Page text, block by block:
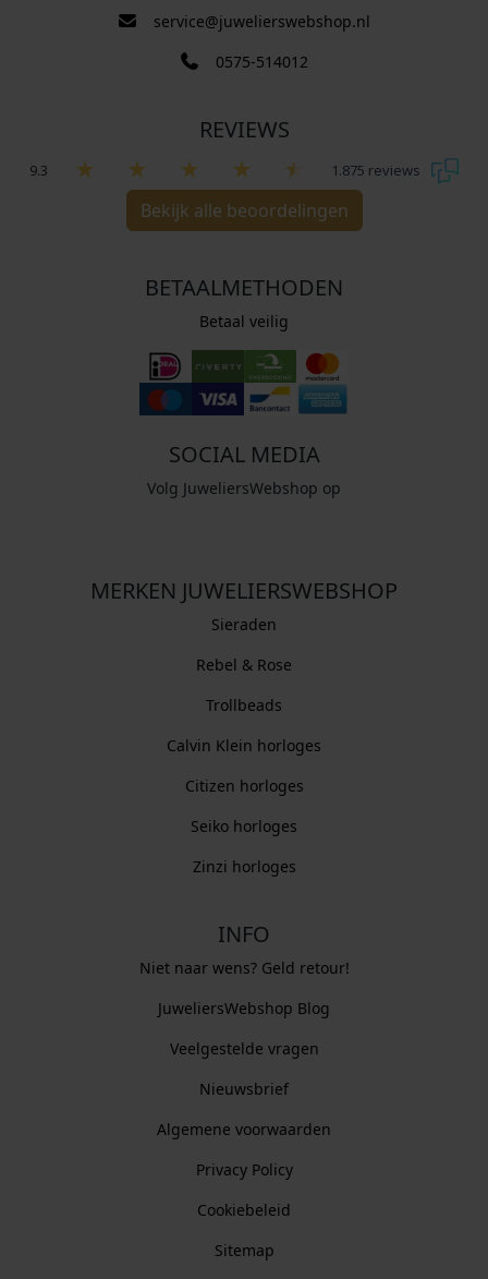
service@juwelierswebshop.nl
0575-514012
REVIEWS
9.3 1.875 reviews
Bekijk alle beoordelingen
BETAALMETHODEN
Betaal veilig
SOCIAL MEDIA
Volg JuweliersWebshop op
MERKEN JUWELIERSWEBSHOP
Sieraden
Rebel & Rose
Trollbeads
Calvin Klein horloges
Citizen horloges
Seiko horloges
Zinzi horloges
INFO
Niet naar wens? Geld retour!
JuweliersWebshop Blog
Veelgestelde vragen
Nieuwsbrief
Algemene voorwaarden
Privacy Policy
Cookiebeleid
Sitemap